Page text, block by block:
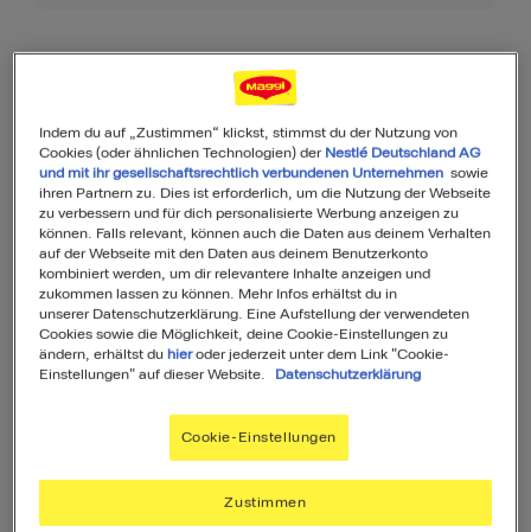
6Portionen
2kg
2375
Grünkohl
Wasser
Indem du auf „Zustimmen“ klickst, stimmst du der Nutzung von
Cookies (oder ähnlichen Technologien) der Nestlé Deutschland AG
und mit ihr gesellschaftsrechtlich verbundenen Unternehmen sowie
ihren Partnern zu. Dies ist erforderlich, um die Nutzung der Webseite
zu verbessern und für dich personalisierte Werbung anzeigen zu
können. Falls relevant, können auch die Daten aus deinem Verhalten
auf der Webseite mit den Daten aus deinem Benutzerkonto
kombiniert werden, um dir relevantere Inhalte anzeigen und
zukommen lassen zu können. Mehr Infos erhältst du in
unserer Datenschutzerklärung. Eine Aufstellung der verwendeten
Cookies sowie die Möglichkeit, deine Cookie-Einstellungen zu
ändern, erhältst du hieroder jederzeit unter dem Link "Cookie-
Einstellungen" auf dieser Website.
Datenschutzerklärung
Cookie-Einstellungen
Zustimmen